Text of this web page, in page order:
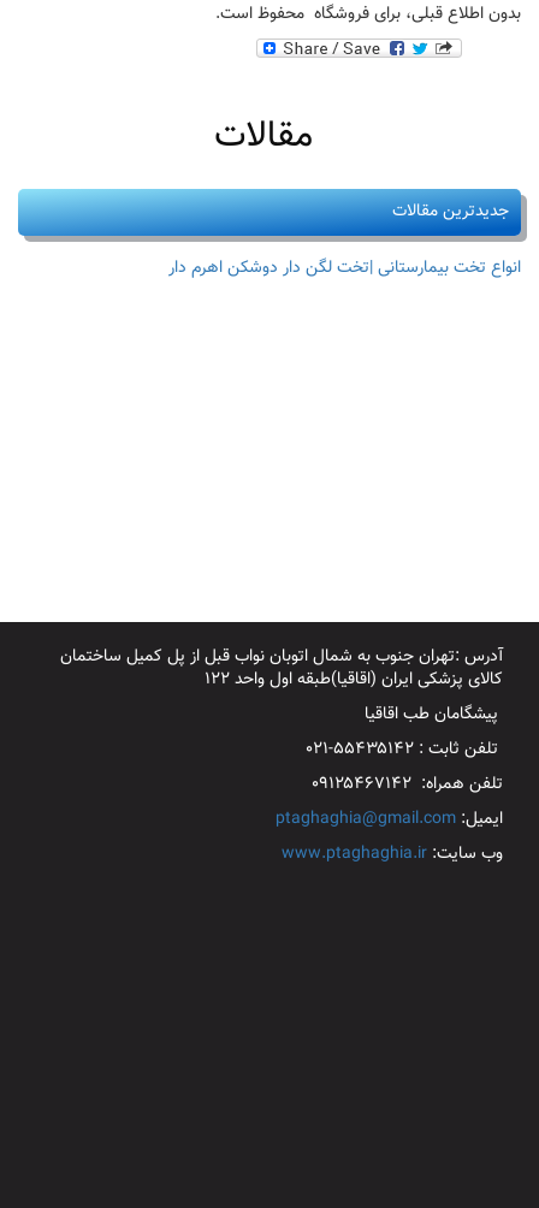
بدون اطلاع قبلی، برای فروشگاه محفوظ است.
مقالات
جدیدترین مقالات
انواع تخت بیمارستانی |تخت لگن دار دوشکن اهرم دار
آدرس :تهران جنوب به شمال اتوبان نواب قبل از پل کمیل ساختمان
کالای پزشکی ایران (اقاقیا)طبقه اول واحد ۱۲۲
پیشگامان طب اقاقیا
تلفن ثابت : ۵۵۴۳۵۱۴۲-۰۲۱
تلفن همراه: ۰۹۱۲۵۴۶۷۱۴۲
ایمیل: ptaghaghia@gmail.com
وب سایت: www.ptaghaghia.ir